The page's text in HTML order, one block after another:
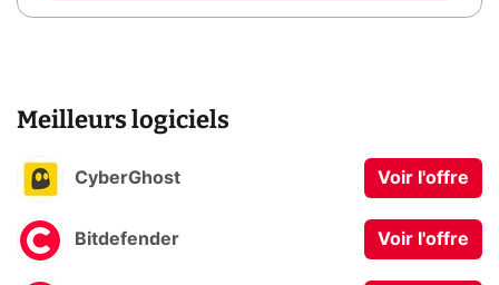
Meilleurs logiciels
CyberGhost Voir l'offre
Bitdefender Voir l'offre